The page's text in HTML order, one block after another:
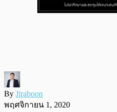
By Jiraboon
พฤศจิกายน 1, 2020